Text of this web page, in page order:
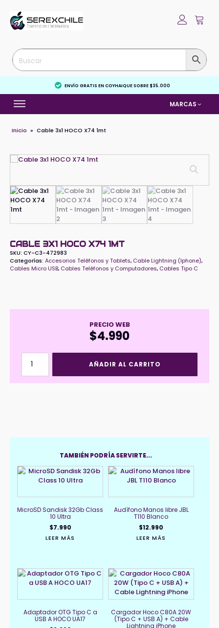
ENVÍO GRATIS EN COYHAIQUE SOBRE $35.000
MARCAS
Inicio » Cable 3x1 HOCO X74 1mt
CABLE 3X1 HOCO X74 1MT
SKU: CY-C3-472983
Categorías: Accesorios Teléfonos y Tablets, Cable Lightning (Iphone),
Cables Micro USB, Cables Teléfonos y Computadores, Cables Tipo C
PRECIO WEB
$4.990
Cable
HOCO
AÑADIR AL CARRITO
TAMBIÉN PODRÍA SERVIRTE...
MicroSD Sandisk 32Gb Class
10 Ultra
$7.990
LEER MÁS
Audífono Manos libre JBL
T110 Blanco
$12.990
LEER MÁS
Adaptador OTG Tipo C a
USB A HOCO UA17
Cargador Hoco C80A 20W
(Tipo C + USB A) + Cable
Lightning iPhone